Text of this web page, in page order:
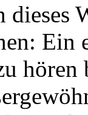
dieses
Ein
hören